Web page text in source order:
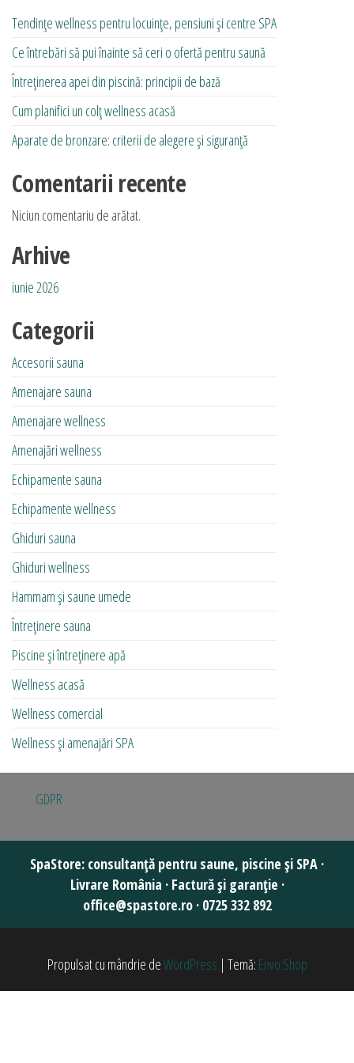
Tendințe wellness pentru locuințe, pensiuni și centre SPA
Ce întrebări să pui înainte să ceri o ofertă pentru saună
Întreținerea apei din piscină: principii de bază
Cum planifici un colț wellness acasă
Aparate de bronzare: criterii de alegere și siguranță
Comentarii recente
Niciun comentariu de arătat.
Arhive
iunie 2026
Categorii
Accesorii sauna
Amenajare sauna
Amenajare wellness
Amenajări wellness
Echipamente sauna
Echipamente wellness
Ghiduri sauna
Ghiduri wellness
Hammam și saune umede
Întreținere sauna
Piscine și întreținere apă
Wellness acasă
Wellness comercial
Wellness și amenajări SPA
GDPR
Propulsat cu mândrie deWordPress | Temă: Envo Shop